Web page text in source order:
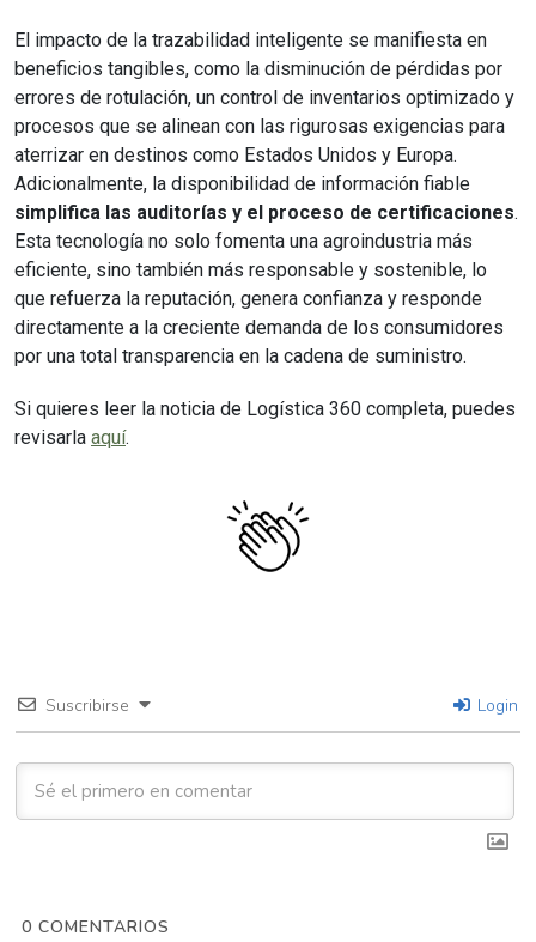
El impacto de la trazabilidad inteligente se manifiesta en
beneficios tangibles, como la disminución de pérdidas por
errores de rotulación, un control de inventarios optimizado y
procesos que se alinean con las rigurosas exigencias para
aterrizar en destinos como Estados Unidos y Europa.
Adicionalmente, la disponibilidad de información fiable
simplifica las auditorías y el proceso de certificaciones.
Esta tecnología no solo fomenta una agroindustria más
eficiente, sino también más responsable y sostenible, lo
que refuerza la reputación, genera confianza y responde
directamente a la creciente demanda de los consumidores
por una total transparencia en la cadena de suministro.
Si quieres leer la noticia de Logística 360 completa, puedes
revisarla aquí.
Suscribirse Login
0 COMENTARIOS